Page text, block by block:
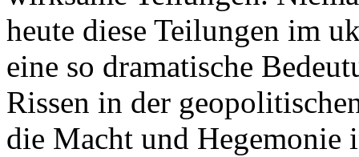
heute diese Teilungen im
eine so dramatische
Rissen in der
die Macht und Hegemonie